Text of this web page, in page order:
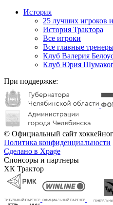
История
25 лучших игроков
История Трактора
Все игроки
Все главные
Клуб Валерия
Клуб Юрия
При поддержке:
© Официальный сайт
Политика конфиденциальности
Сделано в Xpage
Спонсоры и партнеры
ХК Трактор